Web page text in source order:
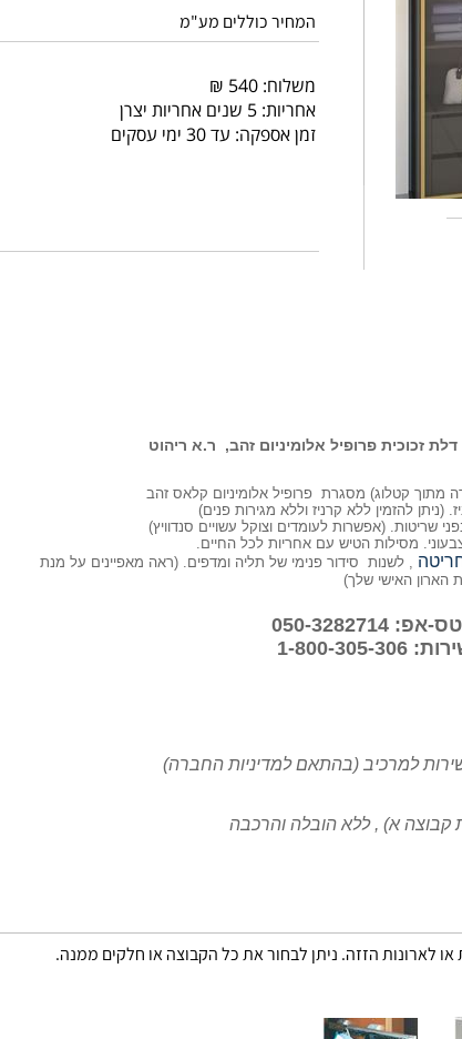
המחיר כוללים מע"מ
משלוח: 540 ₪
אחריות: 5 שנים אחריות יצרן
זמן אספקה: עד 30 ימי עסקים
מתוך קטלוג) מסגרת פרופיל אלומיניום קלאס זהב
(ניתן להזמין ללא קרניז וללא מגירות פנים)
צבעוני. מסילות הטיש עם אחריות לכל החיים.
, לשנות סידור פנימי של תליה ומדפים. (ראה מאפיינים על מנת
האישי שלך)
3282714
305-306
למרכיב (בהתאם למדיניות החברה)
לארונות הזזה. ניתן לבחור את כל הקבוצה או חלקים ממנה.